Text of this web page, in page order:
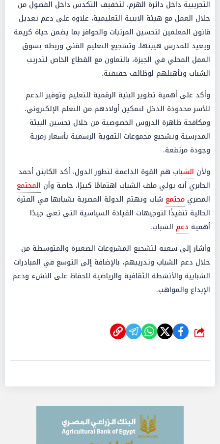
التجريبية داخل دائرة الهرم، لتخفيف التكدس داخل الفصول من
خلال العمل مع هيئة الابنية التعليمية، علاوة على دعم تعديل
قانون المعلمين لتحسين المرتبات والحوافز بما يضمن حياة كريمة
ويعيد للمدرس هيبتها، وتشجيع التعليم الفني وربطه بسوق
العمل المحلي في الجيزة، بالتعاون مع القطاع الخاص لتدريب
الشباب وتأهيلهم لوظائف حقيقية.
وأكد على أهمية تطوير البنية الرقمية للتعليم وتوفير الدعم
للأسر محدودة الدخل لتمكين أولادهم من التعلم الإلكتروني،
ومكافحة ظاهرة الدروس الخصوصية من خلال تحسين البيئة
المدرسية وتشجيع مجموعات التقوية الرسمية بأسعار رمزية
وجودة مرتفعة.
ولأن الشباب هم القوة الداعمة لتطور الدول، أكد الكابتن أحمد
الجابري أنه يولي ملف الشباب اهتمامًا كبيرًا، خاصة وأن المجتمع
المصري مجتمع شاب وتهتم الدولة المصرية بشبابها في الفترة
الحالية تنفيذًا لتوجيهات القيادة السياسية التي تعي جيدًا
أهمية دعم الشباب.
وأشار إلى سعيه لتشجيع المشروعات الصغيرة والمتوسطة من
خلال دعم الشباب وتدريبهم، بالإضافة إلى التوسع في المبادرات
الشبابية والأنشطة الثقافية والرياضية للحفاظ على النشء ودعم
الإبداع والمواهب.
شارك